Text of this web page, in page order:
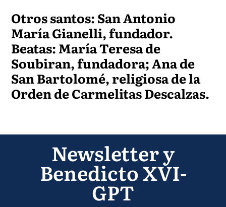
Otros santos: San Antonio
María Gianelli, fundador.
Beatas: María Teresa de
Soubiran, fundadora; Ana de
San Bartolomé, religiosa de la
Orden de Carmelitas Descalzas.
Newsletter y
Benedicto XVI-
GPT